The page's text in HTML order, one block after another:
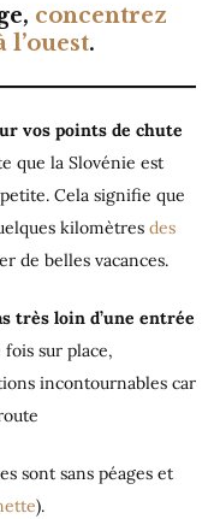
concentrez
.
vos points de chute
que la Slovénie est
Cela signifie que
kilomètres des
de belles vacances.
très loin d’une entrée
sur place,
incontournables car
sont sans péages et
).